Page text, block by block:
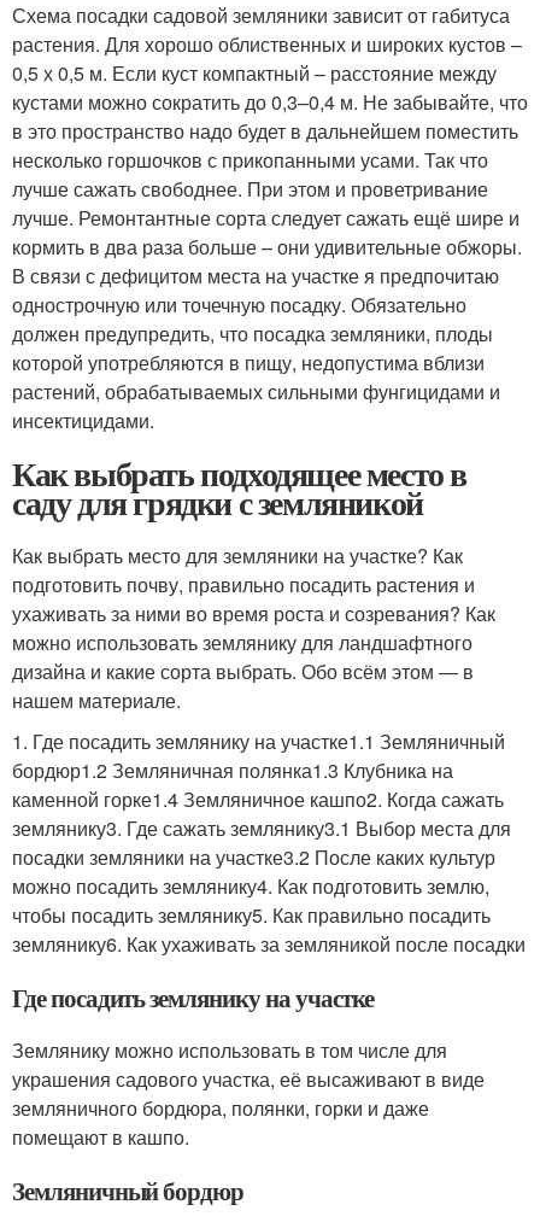
Схема посадки садовой земляники зависит от габитуса
растения. Для хорошо облиственных и широких кустов –
0,5 х 0,5 м. Если куст компактный – расстояние между
кустами можно сократить до 0,3–0,4 м. Не забывайте, что
в это пространство надо будет в дальнейшем поместить
несколько горшочков с прикопанными усами. Так что
лучше сажать свободнее. При этом и проветривание
лучше. Ремонтантные сорта следует сажать ещё шире и
кормить в два раза больше – они удивительные обжоры.
В связи с дефицитом места на участке я предпочитаю
однострочную или точечную посадку. Обязательно
должен предупредить, что посадка земляники, плоды
которой употребляются в пищу, недопустима вблизи
растений, обрабатываемых сильными фунгицидами и
инсектицидами.
Как выбрать подходящее место в
саду для грядки с земляникой
Как выбрать место для земляники на участке? Как
подготовить почву, правильно посадить растения и
ухаживать за ними во время роста и созревания? Как
можно использовать землянику для ландшафтного
дизайна и какие сорта выбрать. Обо всём этом — в
нашем материале.
1. Где посадить землянику на участке1.1 Земляничный
бордюр1.2 Земляничная полянка1.3 Клубника на
каменной горке1.4 Земляничное кашпо2. Когда сажать
землянику3. Где сажать землянику3.1 Выбор места для
посадки земляники на участке3.2 После каких культур
можно посадить землянику4. Как подготовить землю,
чтобы посадить землянику5. Как правильно посадить
землянику6. Как ухаживать за земляникой после посадки
Где посадить землянику на участке
Землянику можно использовать в том числе для
украшения садового участка, её высаживают в виде
земляничного бордюра, полянки, горки и даже
помещают в кашпо.
Земляничный бордюр